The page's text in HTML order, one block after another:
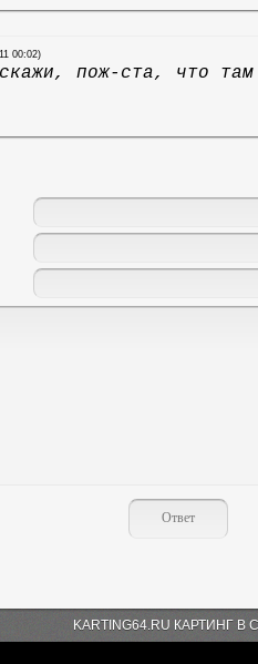
00:02)
пож-ста, что
KARTING64.RU